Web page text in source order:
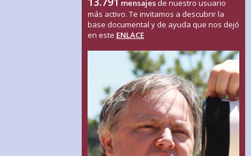
mensajes de nuestro usuario
más activo. Te invitamos a descubrir la
base documental y de ayuda que nos dejó
en este ENLACE